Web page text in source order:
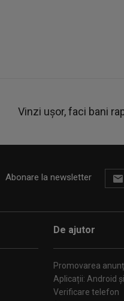
Vinzi ușor, faci bani
Abonare la newsletter
De ajutor
Promovarea
Aplicații: Android
Verificare telefon